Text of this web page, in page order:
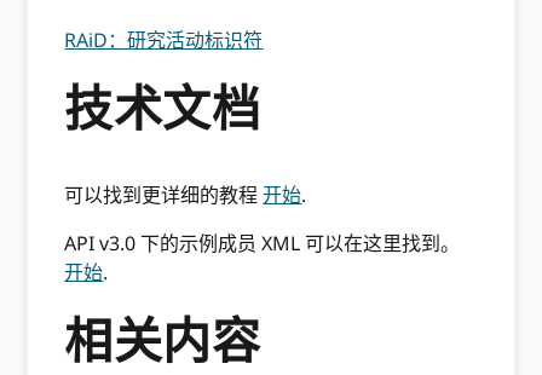
RAiD：研究活动标识符
技术文档
可以找到更详细的教程开始.
API v3.0 下的示例成员 XML 可以在这里找到。
开始.
相关内容